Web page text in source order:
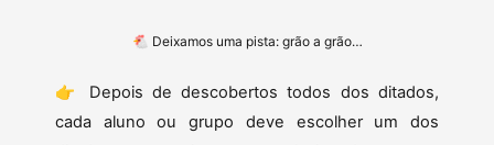
🐔 Deixamos uma pista: grão a grão…
👉 Depois de descobertos todos dos ditados,
cada aluno ou grupo deve escolher um dos